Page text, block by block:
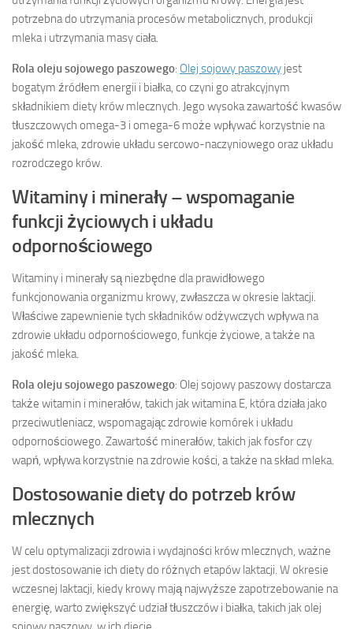
potrzebna do utrzymania procesów metabolicznych, produkcji
mleka i utrzymania masy ciała.
Rola oleju sojowego paszowego: Olej sojowy paszowy jest
bogatym źródłem energii i białka, co czyni go atrakcyjnym
składnikiem diety krów mlecznych. Jego wysoka zawartość kwasów
tłuszczowych omega-3 i omega-6 może wpływać korzystnie na
jakość mleka, zdrowie układu sercowo-naczyniowego oraz układu
rozrodczego krów.
Witaminy i minerały – wspomaganie
funkcji życiowych i układu
odpornościowego
Witaminy i minerały są niezbędne dla prawidłowego
funkcjonowania organizmu krowy, zwłaszcza w okresie laktacji.
Właściwe zapewnienie tych składników odżywczych wpływa na
zdrowie układu odpornościowego, funkcje życiowe, a także na
jakość mleka.
Rola oleju sojowego paszowego: Olej sojowy paszowy dostarcza
także witamin i minerałów, takich jak witamina E, która działa jako
przeciwutleniacz, wspomagając zdrowie komórek i układu
odpornościowego. Zawartość minerałów, takich jak fosfor czy
wapń, wpływa korzystnie na zdrowie kości, a także na skład mleka.
Dostosowanie diety do potrzeb krów
mlecznych
W celu optymalizacji zdrowia i wydajności krów mlecznych, ważne
jest dostosowanie ich diety do różnych etapów laktacji. W okresie
wczesnej laktacji, kiedy krowy mają najwyższe zapotrzebowanie na
energię, warto zwiększyć udział tłuszczów i białka, takich jak olej